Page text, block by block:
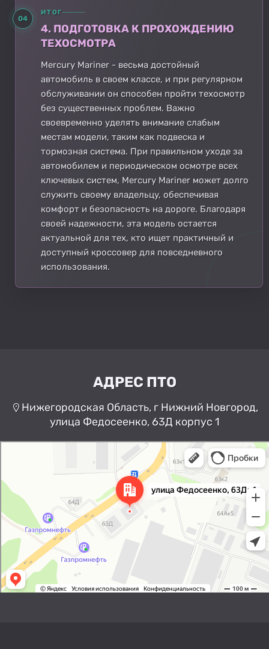
04
ИТОГ
4. ПОДГОТОВКА К ПРОХОЖДЕНИЮ
ТЕХОСМОТРА
Mercury Mariner - весьма достойный
автомобиль в своем классе, и при регулярном
обслуживании он способен пройти техосмотр
без существенных проблем. Важно
своевременно уделять внимание слабым
местам модели, таким как подвеска и
тормозная система. При правильном уходе за
автомобилем и периодическом осмотре всех
ключевых систем, Mercury Mariner может долго
служить своему владельцу, обеспечивая
комфорт и безопасность на дороге. Благодаря
своей надежности, эта модель остается
актуальной для тех, кто ищет практичный и
доступный кроссовер для повседневного
использования.
АДРЕС ПТО
Нижегородская Область, г Нижний Новгород,
улица Федосеенко, 63Д корпус 1
Нижний Новгород
Улица Федосеенко, 63Дк1 —
Яндекс Карты